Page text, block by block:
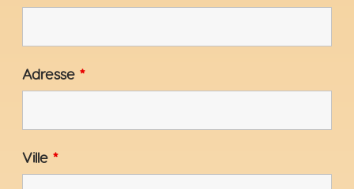
Adresse *
Ville *